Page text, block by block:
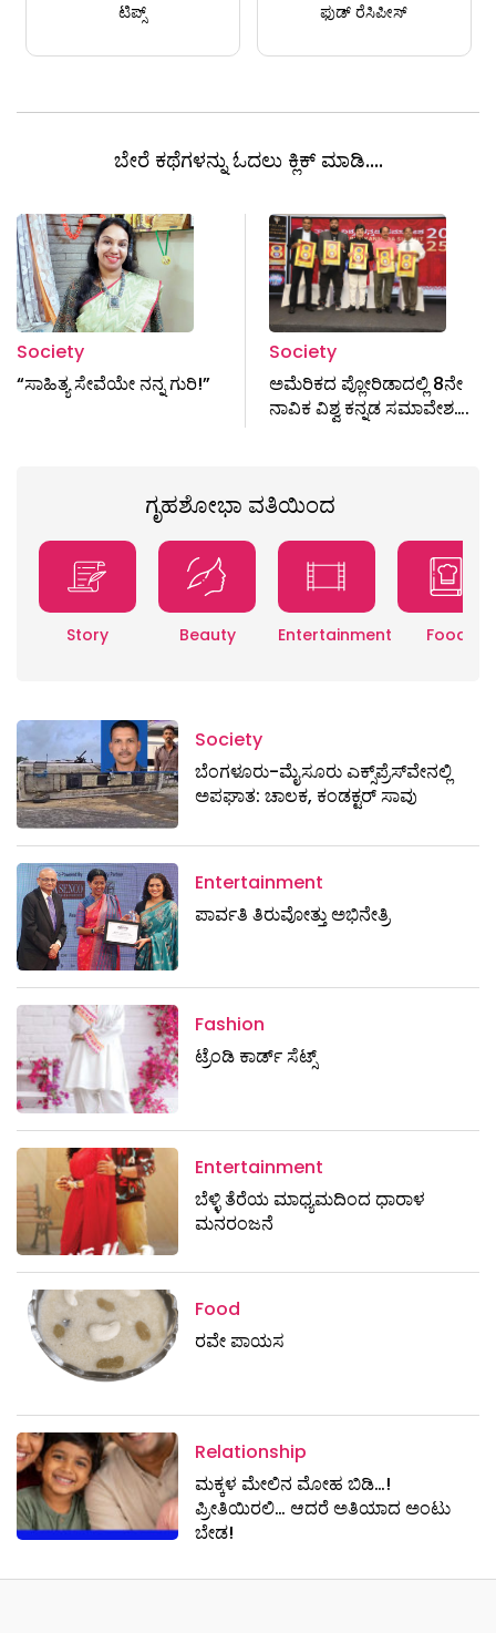
ಟಿಪ್ಸ್
ಫುಡ್ ರೆಸಿಪೀಸ್
ಬೇರೆ ಕಥೆಗಳನ್ನು ಓದಲು ಕ್ಲಿಕ್ ಮಾಡಿ....
Society
“ಸಾಹಿತ್ಯ ಸೇವೆಯೇ ನನ್ನ ಗುರಿ!”
Society
ಅಮೆರಿಕದ ಪ್ಲೋರಿಡಾದಲ್ಲಿ 8ನೇ
ನಾವಿಕ ವಿಶ್ವ ಕನ್ನಡ ಸಮಾವೇಶ….
ಗೃಹಶೋಭಾ ವತಿಯಿಂದ
Story Beauty Entertainment Food
Society
ಬೆಂಗಳೂರು-ಮೈಸೂರು ಎಕ್ಸ್​ಪ್ರೆಸ್‌ವೇನಲ್ಲಿ
ಅಪಘಾತ: ಚಾಲಕ, ಕಂಡಕ್ಟರ್ ಸಾವು
Entertainment
ಪಾರ್ವತಿ ತಿರುವೋತ್ತು ಅಭಿನೇತ್ರಿ
Fashion
ಟ್ರೆಂಡಿ ಕಾರ್ಡ್‌ ಸೆಟ್ಸ್
Entertainment
ಬೆಳ್ಳಿ ತೆರೆಯ ಮಾಧ್ಯಮದಿಂದ ಧಾರಾಳ
ಮನರಂಜನೆ
Food
ರವೇ ಪಾಯಸ
Relationship
ಮಕ್ಕಳ ಮೇಲಿನ ಮೋಹ ಬಿಡಿ…!
ಪ್ರೀತಿಯಿರಲಿ… ಆದರೆ ಅತಿಯಾದ ಅಂಟು
ಬೇಡ!